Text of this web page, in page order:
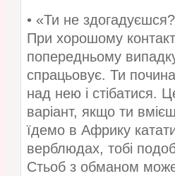
• «Ти не
При хорошому
попередньому
спрацьовує. Ти
над нею і стібатися.
варіант, якщо ти
їдемо в Африку
верблюдах, тобі
Стьоб з обманом